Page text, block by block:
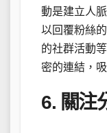
動是建立人
以回覆粉絲
的社群活動
密的連結，
6. 關注